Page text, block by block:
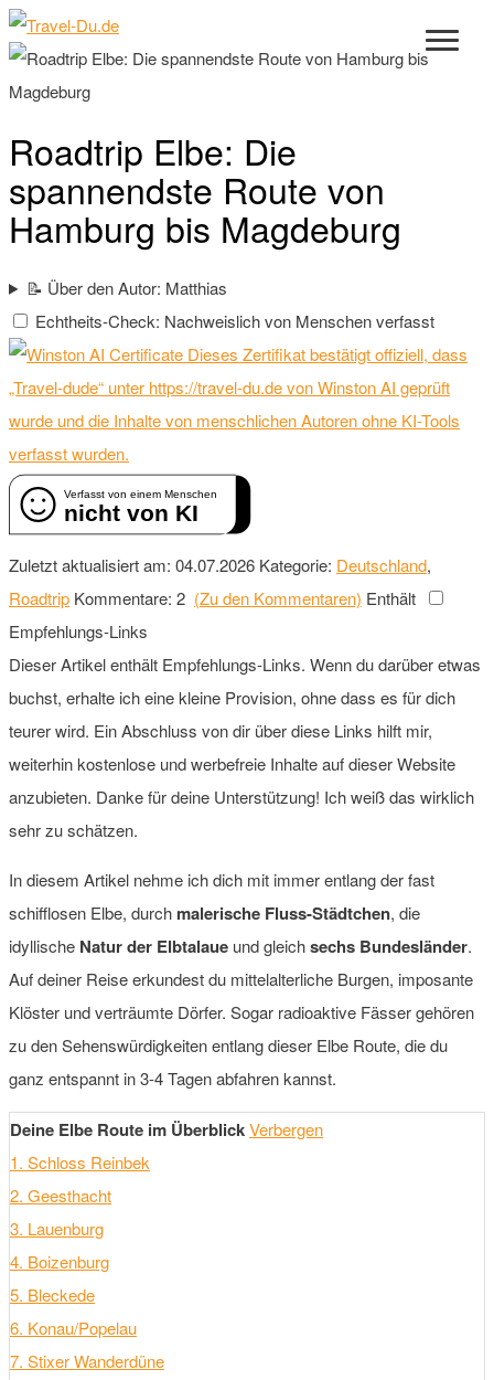
Roadtrip Elbe: Die
spannendste Route von
Hamburg bis Magdeburg
📝 Über den Autor: Matthias
Echtheits-Check: Nachweislich von Menschen verfasst
Dieses Zertifikat bestätigt offiziell, dass
„Travel-dude“ unter https://travel-du.de von Winston AI geprüft
wurde und die Inhalte von menschlichen Autoren ohne KI-Tools
verfasst wurden.
Verfasst von einem Menschen
nicht von KI
Zuletzt aktualisiert am: 04.07.2026 Kategorie: Deutschland,
Roadtrip Kommentare: 2 (Zu den Kommentaren) Enthält
Empfehlungs-Links
Dieser Artikel enthält Empfehlungs-Links. Wenn du darüber etwas
buchst, erhalte ich eine kleine Provision, ohne dass es für dich
teurer wird. Ein Abschluss von dir über diese Links hilft mir,
weiterhin kostenlose und werbefreie Inhalte auf dieser Website
anzubieten. Danke für deine Unterstützung! Ich weiß das wirklich
sehr zu schätzen.
In diesem Artikel nehme ich dich mit immer entlang der fast
schifflosen Elbe, durch malerische Fluss-Städtchen, die
idyllische Natur der Elbtalaue und gleichsechs Bundesländer.
Auf deiner Reise erkundest du mittelalterliche Burgen, imposante
Klöster und verträumte Dörfer. Sogar radioaktive Fässer gehören
zu den Sehenswürdigkeiten entlang dieser Elbe Route, die du
ganz entspannt in 3-4 Tagen abfahren kannst.
Deine Elbe Route im ÜberblickVerbergen
1. Schloss Reinbek
2. Geesthacht
3. Lauenburg
4. Boizenburg
5. Bleckede
6. Konau/Popelau
7. Stixer Wanderdüne